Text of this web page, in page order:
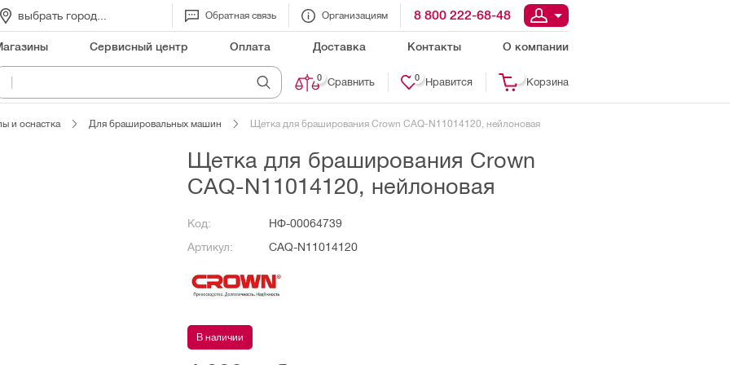
выбрать город... Обратная связь Организациям 8 800 222-68-48
Сервисный центр Оплата Доставка Контакты О компании
Сравнить
0 Нравится
0 Корзина
и оснастка Для брашировальных машин Щетка для браширования Crown CAQ-N11014120, нейлоновая
Щетка для браширования Crown
CAQ-N11014120, нейлоновая
Код:
НФ-00064739
Артикул:
CAQ-N11014120
В наличии